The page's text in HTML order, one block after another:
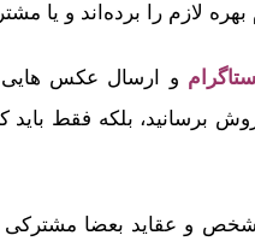
بهره لازم را برده‌اند و یا
و ارسال عکس هایی
برسانید، بلکه فقط
و عقاید بعضا مشترکی